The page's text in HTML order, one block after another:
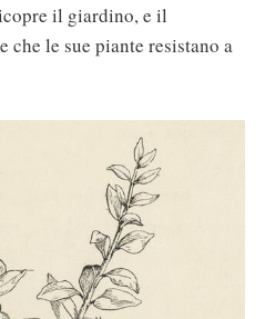
il giardino, e il
che le sue piante resistano a